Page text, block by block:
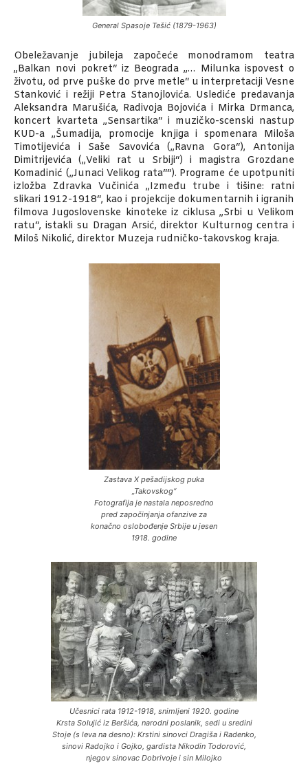
General Spasoje Tešić (1879-1963)
Obeležavanje jubileja započeće monodramom teatra
„Balkan novi pokret“ iz Beograda „… Milunka ispovest o
životu, od prve puške do prve metle“ u interpretaciji Vesne
Stanković i režiji Petra Stanojlovića. Uslediće predavanja
Aleksandra Marušića, Radivoja Bojovića i Mirka Drmanca,
koncert kvarteta „Sensartika“ i muzičko-scenski nastup
KUD-a „Šumadija, promocije knjiga i spomenara Miloša
Timotijevića i Saše Savovića („Ravna Gora“), Antonija
Dimitrijevića („Veliki rat u Srbiji“) i magistra Grozdane
Komadinić („Junaci Velikog rata““). Programe će upotpuniti
izložba Zdravka Vučinića „Između trube i tišine: ratni
slikari 1912-1918“, kao i projekcije dokumentarnih i igranih
filmova Jugoslovenske kinoteke iz ciklusa „Srbi u Velikom
ratu“, istakli su Dragan Arsić, direktor Kulturnog centra i
Miloš Nikolić, direktor Muzeja rudničko-takovskog kraja.
Zastava X pešadijskog puka
„Takovskog“
Fotografija je nastala neposredno
pred započinjanja ofanzive za
konačno oslobođenje Srbije u jesen
1918. godine
Učesnici rata 1912-1918, snimljeni 1920. godine
Krsta Solujić iz Beršića, narodni poslanik, sedi u sredini
Stoje (s leva na desno): Krstini sinovci Dragiša i Radenko,
sinovi Radojko i Gojko, gardista Nikodin Todorović,
njegov sinovac Dobrivoje i sin Milojko